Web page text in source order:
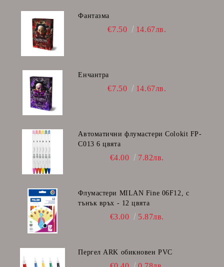
Фантазма
€7.50 14.67лв.
Енчантра
€7.50 14.67лв.
Автоматични флумастери Colokit FP-
C013 6 цвята
€4.00 7.82лв.
Флумастери MILAN Fine 06F12, с
тънък връх - 12 цвята
€3.00 5.87лв.
Пергел ARK обикновен PVC